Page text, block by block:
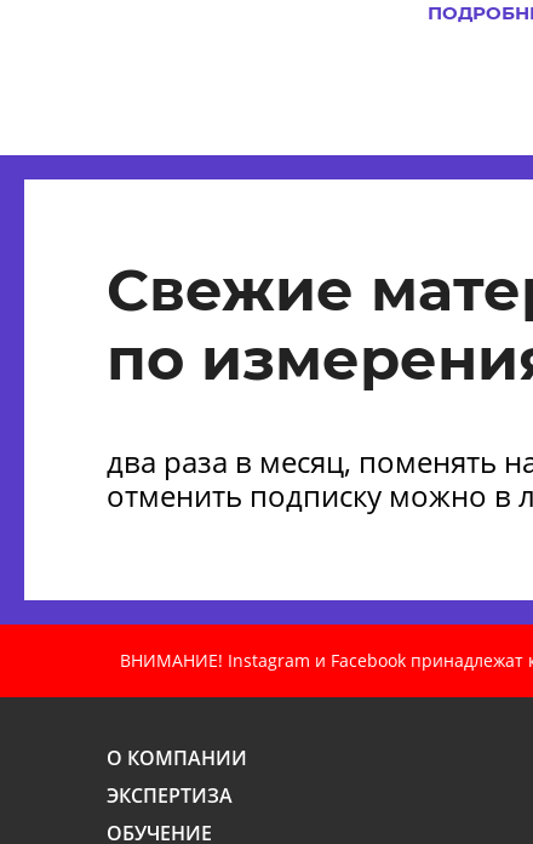
Свежие
по
два раза в месяц, поменять
отменить подписку можно в
ВНИМАНИЕ! Instagram и Facebook принадлежат
О КОМПАНИИ
ЭКСПЕРТИЗА
ОБУЧЕНИЕ